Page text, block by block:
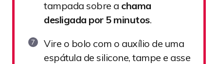
tampada sobre a chama
desligada por 5 minutos.
Vire o bolo com o auxílio de uma
espátula de silicone, tampe e asse